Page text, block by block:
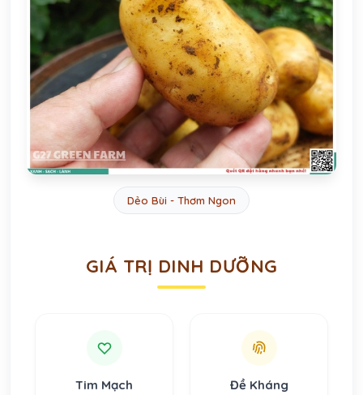
Dẻo Bùi - Thơm Ngon
GIÁ TRỊ DINH DƯỠNG
Tim Mạch Đề Kháng